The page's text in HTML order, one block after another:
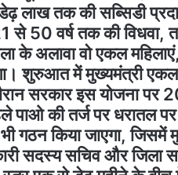
लाख तक की सब्सिडी
से 50 वर्ष तक की विधवा,
के अलावा वो एकल
शुरुआत में मुख्यमंत्री एकल
सरकार इस योजना पर
की तर्ज पर धरातल पर
गठन किया जाएगा, जिसमें
सदस्य सचिव और जिला